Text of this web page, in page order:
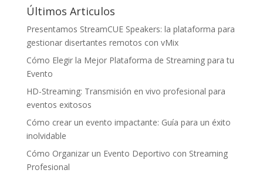
Últimos Articulos
Presentamos StreamCUE Speakers: la plataforma para
gestionar disertantes remotos con vMix
Cómo Elegir la Mejor Plataforma de Streaming para tu
Evento
HD-Streaming: Transmisión en vivo profesional para
eventos exitosos
Cómo crear un evento impactante: Guía para un éxito
inolvidable
Cómo Organizar un Evento Deportivo con Streaming
Profesional